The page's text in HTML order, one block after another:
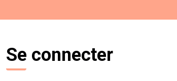
Se connecter